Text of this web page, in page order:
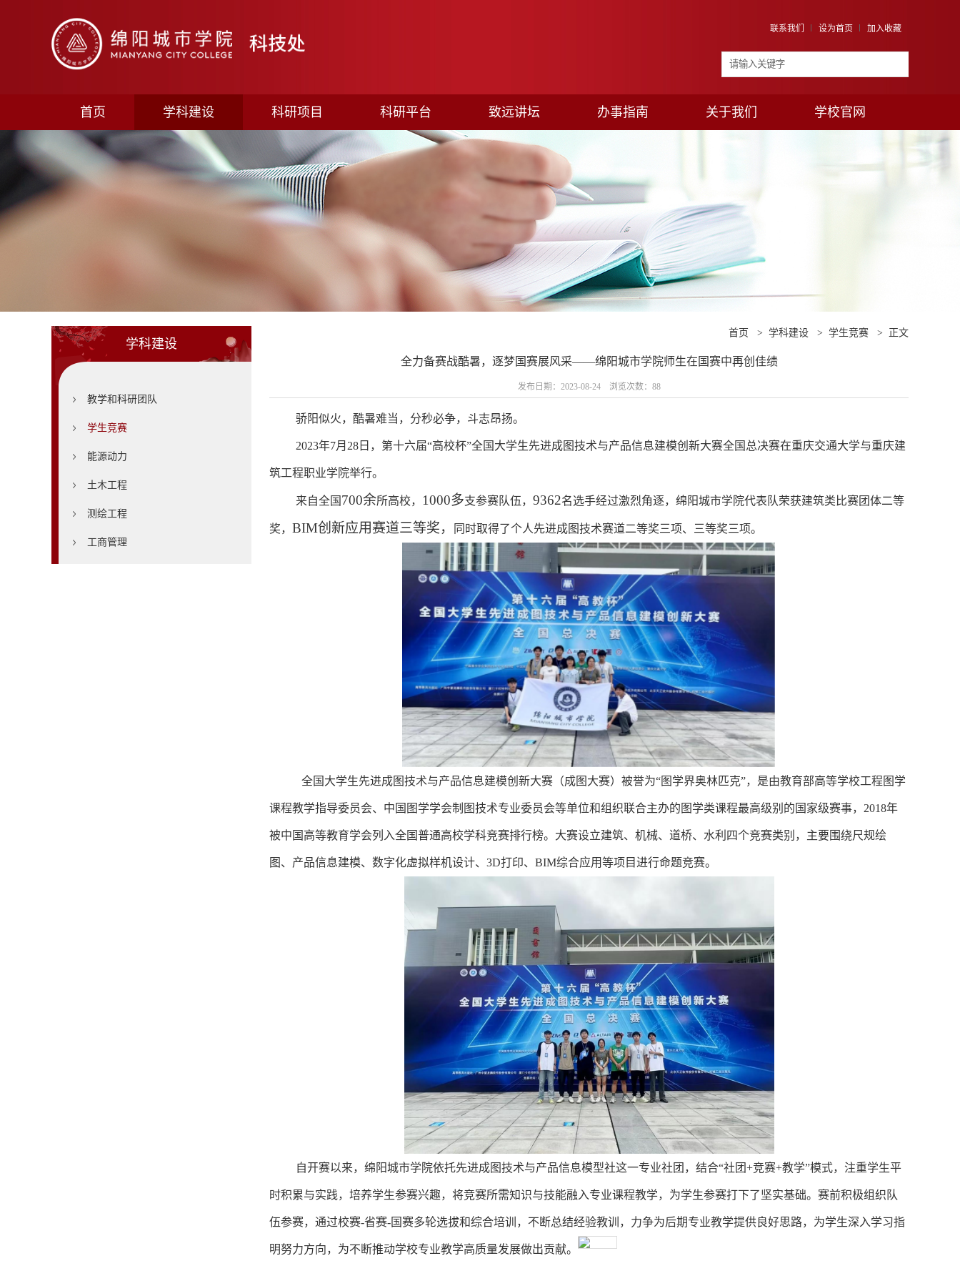
联系我们 设为首页 加入收藏
首页 学科建设 科研项目 科研平台 致远讲坛 办事指南 关于我们 学校官网
学科建设
教学和科研团队
学生竞赛
能源动力
土木工程
测绘工程
工商管理
首页 > 学科建设 > 学生竞赛 > 正文
全力备赛战酷暑，逐梦国赛展风采——绵阳城市学院师生在国赛中再创佳绩
发布日期：2023-08-24 浏览次数： 88
骄阳似火，酷暑难当，分秒必争，斗志昂扬。
2023年7月28日，第十六届“高校杯”全国大学生先进成图技术与产品信息建模创新大赛全国总决赛在重庆交通大学与重庆建
筑工程职业学院举行。
来自全国 700余所高校， 1000多支参赛队伍， 9362名选手经过激烈角逐，绵阳城市学院代表队荣获建筑类比赛团体二等
奖， BIM创新应用赛道三等奖， 同时取得了个人先进成图技术赛道二等奖三项、三等奖三项。
全国大学生先进成图技术与产品信息建模创新大赛（成图大赛）被誉为“图学界奥林匹克”，是由教育部高等学校工程图学
课程教学指导委员会、中国图学学会制图技术专业委员会等单位和组织联合主办的图学类课程最高级别的国家级赛事，2018年
被中国高等教育学会列入全国普通高校学科竞赛排行榜。大赛设立建筑、机械、道桥、水利四个竞赛类别，主要围绕尺规绘
图、产品信息建模、数字化虚拟样机设计、3D打印、BIM综合应用等项目进行命题竞赛。
自开赛以来，绵阳城市学院依托先进成图技术与产品信息模型社这一专业社团，结合“社团+竞赛+教学”模式，注重学生平
时积累与实践，培养学生参赛兴趣，将竞赛所需知识与技能融入专业课程教学，为学生参赛打下了坚实基础。赛前积极组织队
伍参赛，通过校赛-省赛-国赛多轮选拔和综合培训，不断总结经验教训，力争为后期专业教学提供良好思路，为学生深入学习指
明努力方向，为不断推动学校专业教学高质量发展做出贡献。